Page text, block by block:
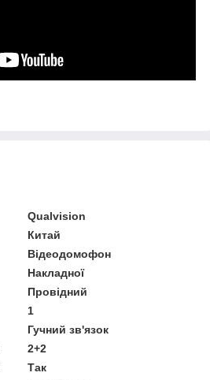
Qualvision
Китай
Відеодомофон
Накладної
Провідний
1
Гучний зв'язок
2+2
Так